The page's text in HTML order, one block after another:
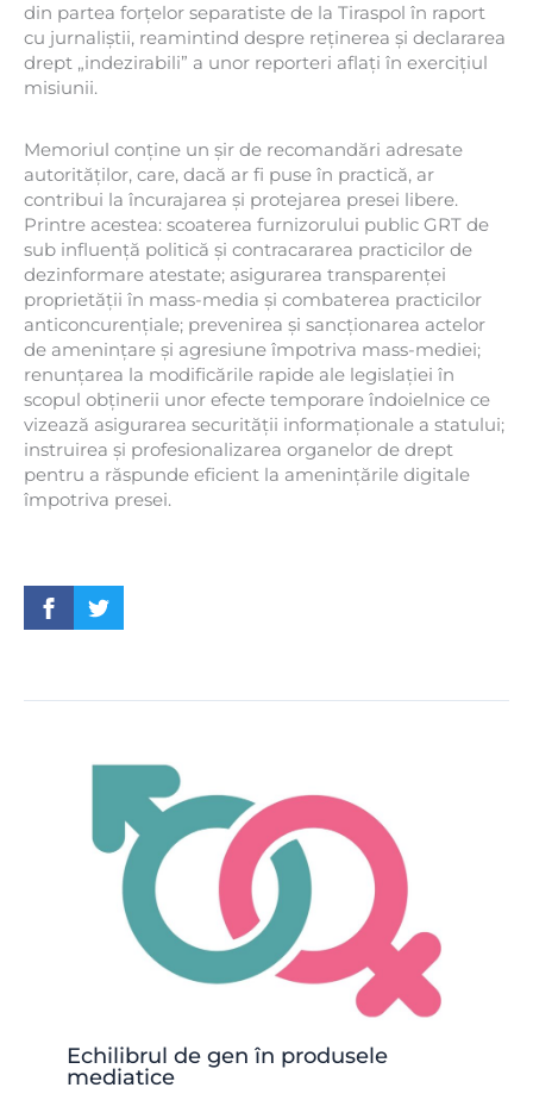
din partea forțelor separatiste de la Tiraspol în raport
cu jurnaliștii, reamintind despre reținerea și declararea
drept „indezirabili” a unor reporteri aflați în exercițiul
misiunii.
Memoriul conține un șir de recomandări adresate
autorităților, care, dacă ar fi puse în practică, ar
contribui la încurajarea și protejarea presei libere.
Printre acestea: scoaterea furnizorului public GRT de
sub influență politică și contracararea practicilor de
dezinformare atestate; asigurarea transparenței
proprietății în mass-media și combaterea practicilor
anticoncurențiale; prevenirea și sancționarea actelor
de amenințare și agresiune împotriva mass-mediei;
renunțarea la modificările rapide ale legislației în
scopul obținerii unor efecte temporare îndoielnice ce
vizează asigurarea securității informaționale a statului;
instruirea și profesionalizarea organelor de drept
pentru a răspunde eficient la amenințările digitale
împotriva presei.
Echilibrul de gen în produsele
mediatice